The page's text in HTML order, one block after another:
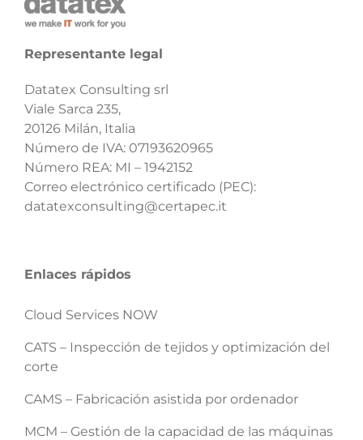
Representante legal
Datatex Consulting srl
Viale Sarca 235,
20126 Milán, Italia
Número de IVA: 07193620965
Número REA: MI – 1942152
Correo electrónico certificado (PEC):
datatexconsulting@certapec.it
Enlaces rápidos
Cloud Services NOW
CATS – Inspección de tejidos y optimización del
corte
CAMS – Fabricación asistida por ordenador
MCM – Gestión de la capacidad de las máquinas